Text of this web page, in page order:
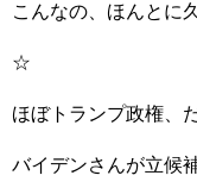
こんなの、ほんとに
☆
ほぼトランプ政権、
バイデンさんが立候